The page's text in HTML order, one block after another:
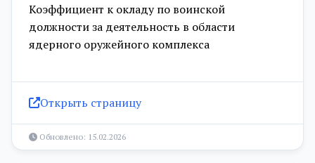
Коэффициент к окладу по воинской
должности за деятельность в области
ядерного оружейного комплекса
Открыть страницу
Обновлено: 15.02.2026